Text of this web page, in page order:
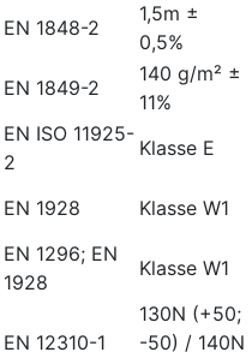
EN 1848-2
1,5m ±
0,5%
EN 1849-2
140 g/m² ±
11%
EN ISO 11925-
2
Klasse E
EN 1928
Klasse W1
EN 1296; EN
1928
Klasse W1
EN 12310-1
130N (+50;
-50) / 140N